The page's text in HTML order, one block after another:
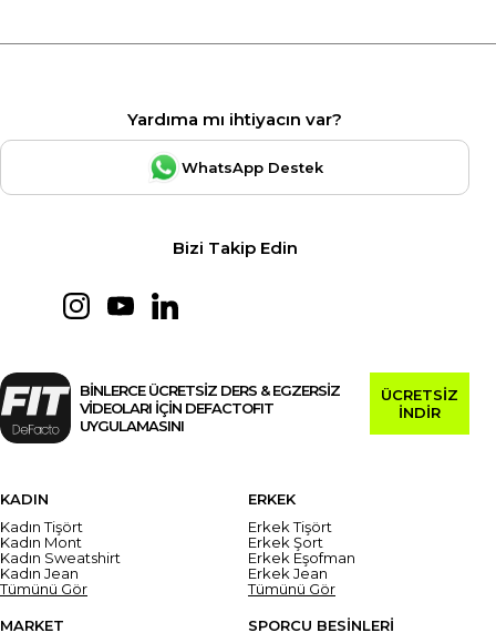
Yardıma mı ihtiyacın var?
WhatsApp Destek
Bizi Takip Edin
BİNLERCE ÜCRETSİZ DERS & EGZERSİZ
VİDEOLARI İÇİN DEFACTOFIT
UYGULAMASINI
ÜCRETSİZ
İNDİR
KADIN
Kadın Tişört
Kadın Mont
Kadın Sweatshirt
Kadın Jean
Tümünü Gör
ERKEK
Erkek Tişört
Erkek Şort
Erkek Eşofman
Erkek Jean
Tümünü Gör
MARKET
SPORCU BESİNLERİ